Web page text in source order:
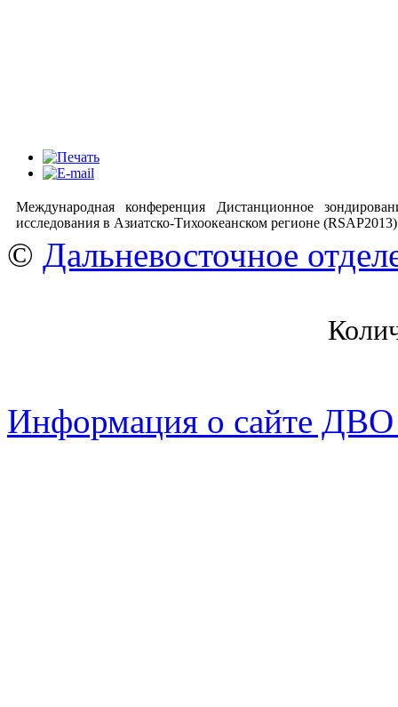
Международная конференция Дистанционное
исследования в Азиатско-Тихоокеанском регионе
© Дальневосточное
Информация о сайте